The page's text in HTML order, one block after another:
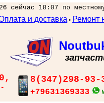
сейчас 18:07 по
и доставка • Ремонт
8(347)298-93-
+79631369333